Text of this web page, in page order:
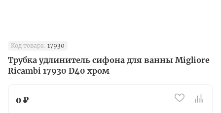
Код товара: 17930
Трубка удлинитель сифона для ванны Migliore
Ricambi 17930 D40 хром
0 ₽